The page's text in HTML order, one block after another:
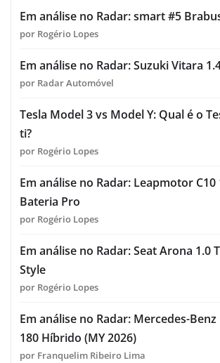
Em análise no Radar: smart #5
por Rogério Lopes
Em análise no Radar: Suzuki Vitara
por Radar Automóvel
Tesla Model 3 vs Model Y: Qual é o
ti?
por Rogério Lopes
Em análise no Radar: Leapmotor
Bateria Pro
por Rogério Lopes
Em análise no Radar: Seat Arona 1.0
Style
por Rogério Lopes
Em análise no Radar: Mercedes-Benz
180 Híbrido (MY 2026)
por Franquelim Ribeiro Lima